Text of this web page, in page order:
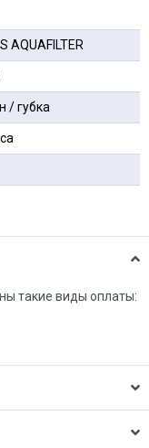
AQUAFILTER
/ губка
такие виды оплаты: